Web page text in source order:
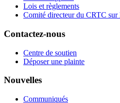
Lois et règlements
Comité directeur du CRTC
Contactez-nous
Centre de soutien
Déposer une plainte
Nouvelles
Communiqués